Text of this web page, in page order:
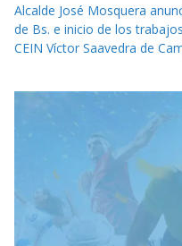
Alcalde José Mosquera
de Bs. e inicio de los
CEIN Víctor Saavedra de